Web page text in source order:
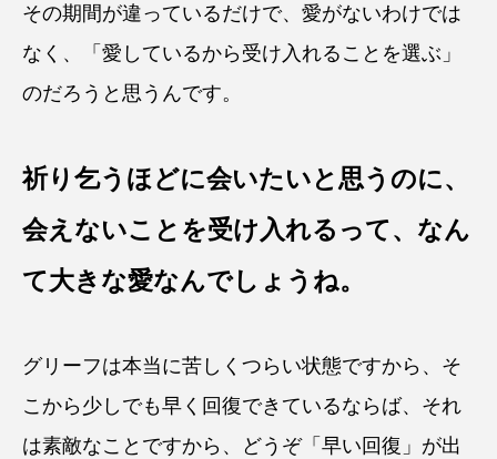
その期間が違っているだけで、愛がないわけでは
なく、「愛しているから受け入れることを選ぶ」
のだろうと思うんです。
祈り乞うほどに会いたいと思うのに、
会えないことを受け入れるって、なん
て大きな愛なんでしょうね。
グリーフは本当に苦しくつらい状態ですから、そ
こから少しでも早く回復できているならば、それ
は素敵なことですから、どうぞ「早い回復」が出